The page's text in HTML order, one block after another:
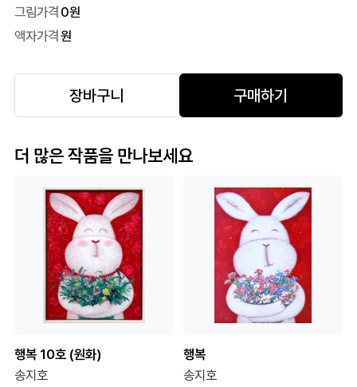
그림가격 0원
액자가격원
장바구니 구매하기
더 많은 작품을 만나보세요
행복 10호 (원화)
송지호
행복
송지호